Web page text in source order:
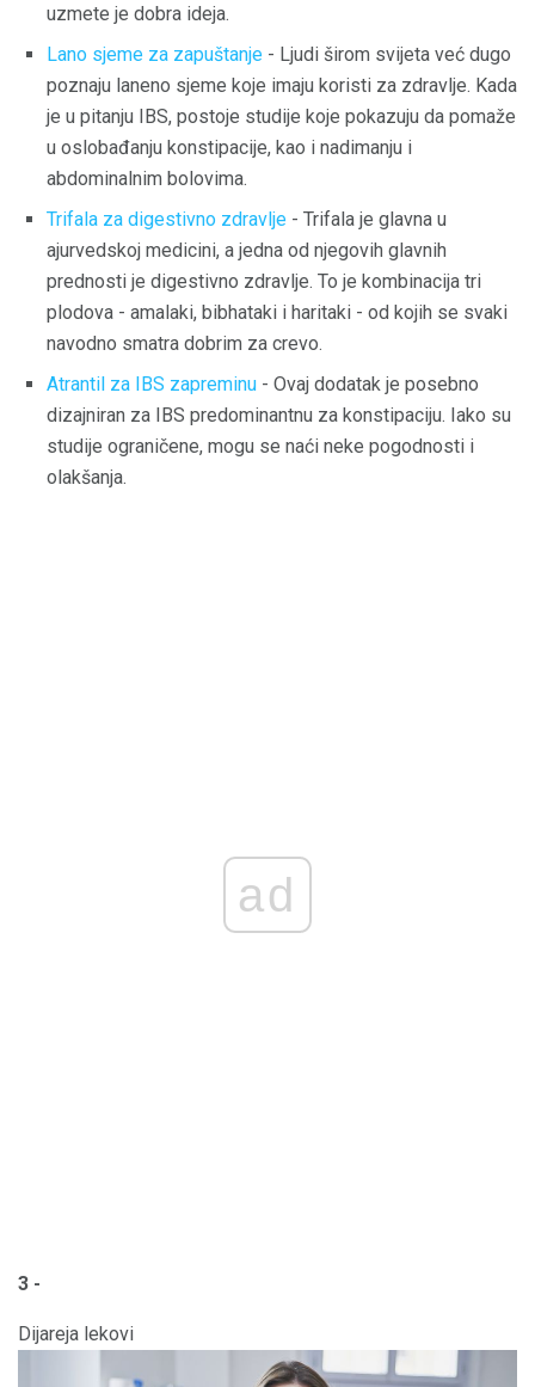
uzmete je dobra ideja.
Lano sjeme za zapuštanje - Ljudi širom svijeta već dugo
poznaju laneno sjeme koje imaju koristi za zdravlje. Kada
je u pitanju IBS, postoje studije koje pokazuju da pomaže
u oslobađanju konstipacije, kao i nadimanju i
abdominalnim bolovima.
Trifala za digestivno zdravlje - Trifala je glavna u
ajurvedskoj medicini, a jedna od njegovih glavnih
prednosti je digestivno zdravlje. To je kombinacija tri
plodova - amalaki, bibhataki i haritaki - od kojih se svaki
navodno smatra dobrim za crevo.
Atrantil za IBS zapreminu - Ovaj dodatak je posebno
dizajniran za IBS predominantnu za konstipaciju. Iako su
studije ograničene, mogu se naći neke pogodnosti i
olakšanja.
ad
3 -
Dijareja lekovi